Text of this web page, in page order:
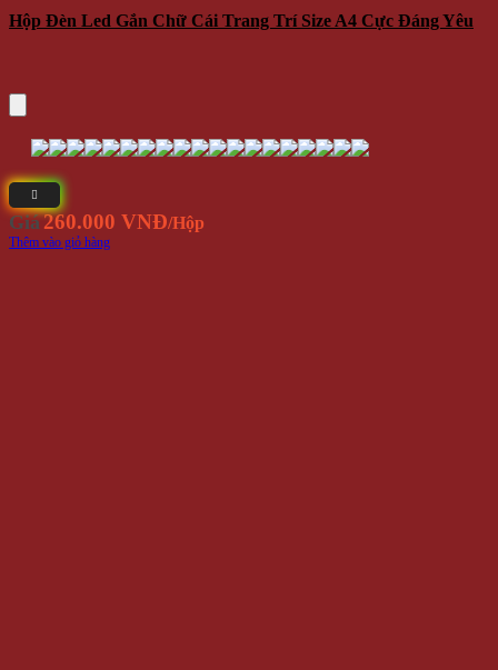
Hộp Đèn Led Gắn Chữ Cái Trang Trí Size A4 Cực Đáng Yêu
Giá260.000 VNĐ/Hộp
Thêm vào giỏ hàng